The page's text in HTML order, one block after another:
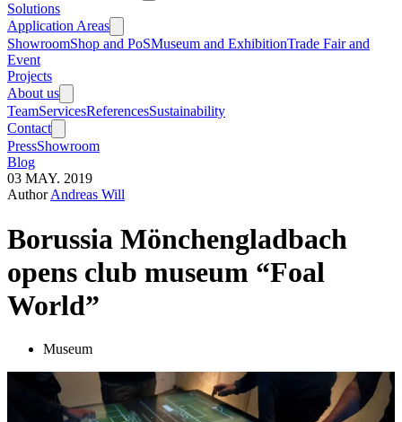
Solutions
Application Areas
ShowroomShop and PoSMuseum and ExhibitionTrade Fair and
Event
Projects
About us
TeamServicesReferencesSustainability
Contact
PressShowroom
Blog
03 MAY. 2019
AuthorAndreas Will
Borussia Mönchengladbach
opens club museum “Foal
World”
Museum